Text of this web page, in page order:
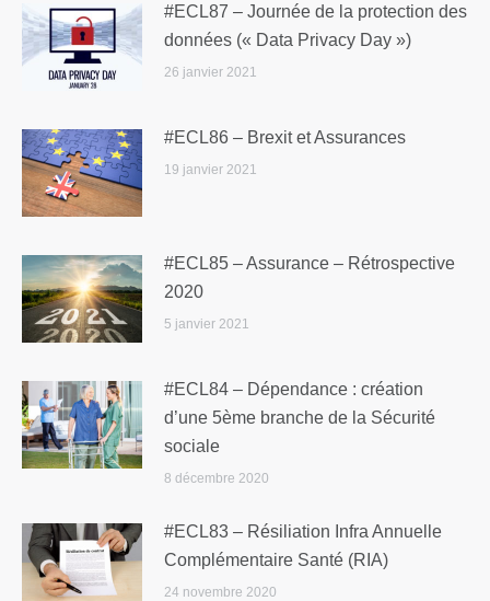
#ECL87 – Journée de la protection des
données (« Data Privacy Day »)
26 janvier 2021
#ECL86 – Brexit et Assurances
19 janvier 2021
#ECL85 – Assurance – Rétrospective
2020
5 janvier 2021
#ECL84 – Dépendance : création
d’une 5ème branche de la Sécurité
sociale
8 décembre 2020
#ECL83 – Résiliation Infra Annuelle
Complémentaire Santé (RIA)
24 novembre 2020